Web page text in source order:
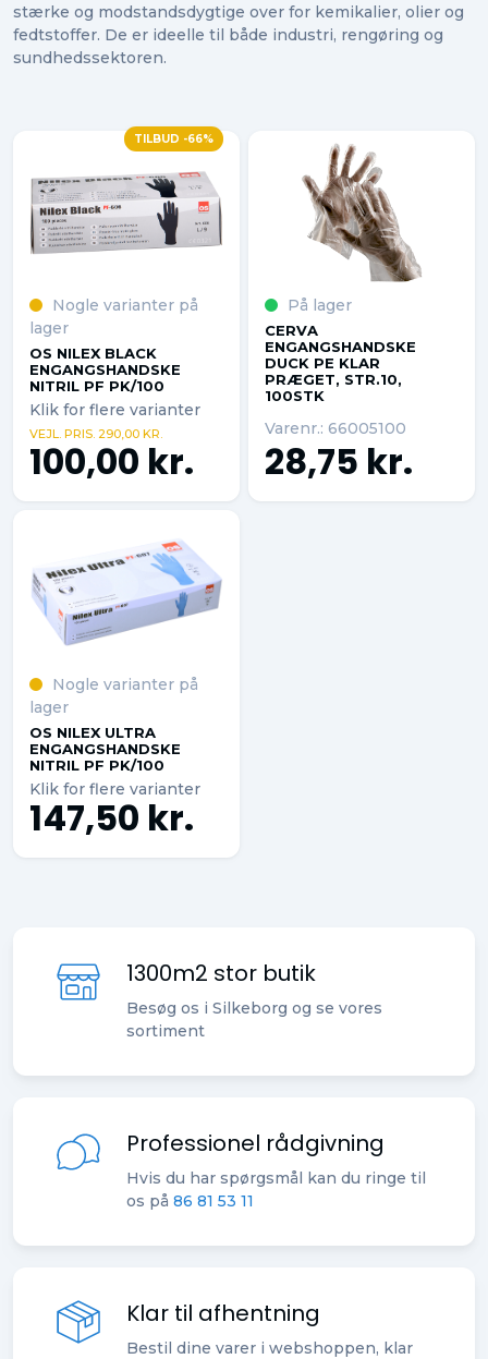
stærke og modstandsdygtige over for kemikalier, olier og
fedtstoffer. De er ideelle til både industri, rengøring og
sundhedssektoren.
TILBUD -66%
Nogle varianter på
lager
OS NILEX BLACK
ENGANGSHANDSKE
NITRIL PF PK/100
Klik for flere varianter
VEJL. PRIS. 290,00 KR.
100,00 kr.
På lager
CERVA
ENGANGSHANDSKE
DUCK PE KLAR
PRÆGET, STR.10,
100STK
Varenr.: 66005100
28,75 kr.
Nogle varianter på
lager
OS NILEX ULTRA
ENGANGSHANDSKE
NITRIL PF PK/100
Klik for flere varianter
147,50 kr.
1300m2 stor butik
Besøg os i Silkeborg og se vores
sortiment
Professionel rådgivning
Hvis du har spørgsmål kan du ringe til
os på 86 81 53 11
Klar til afhentning
Bestil dine varer i webshoppen, klar